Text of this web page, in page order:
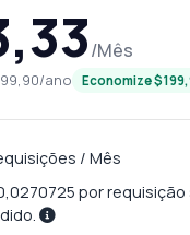
/Mês
ano Economize
/ Mês
por requisição